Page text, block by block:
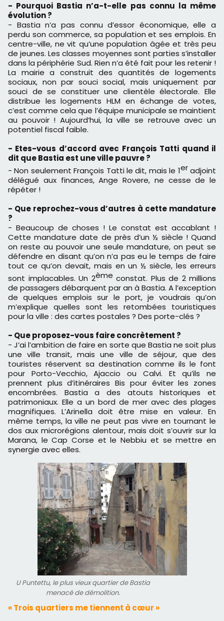
- Pourquoi Bastia n’a-t-elle pas connu la même
évolution ?
- Bastia n’a pas connu d’essor économique, elle a
perdu son commerce, sa population et ses emplois. En
centre-ville, ne vit qu’une population âgée et très peu
de jeunes. Les classes moyennes sont parties s’installer
dans la périphérie Sud. Rien n’a été fait pour les retenir !
La mairie a construit des quantités de logements
sociaux, non par souci social, mais uniquement par
souci de se constituer une clientèle électorale. Elle
distribue les logements HLM en échange de votes,
c’est comme cela que l’équipe municipale se maintient
au pouvoir ! Aujourd’hui, la ville se retrouve avec un
potentiel fiscal faible.
- Etes-vous d’accord avec François Tatti quand il
dit que Bastia est une ville pauvre ?
- Non seulement François Tatti le dit, mais le 1eradjoint
délégué aux finances, Ange Rovere, ne cesse de le
répéter !
- Que reprochez-vous d’autres à cette mandature
?
- Beaucoup de choses ! Le constat est accablant !
Cette mandature date de près d’un ½ siècle ! Quand
on reste au pouvoir une seule mandature, on peut se
défendre en disant qu’on n’a pas eu le temps de faire
tout ce qu’on devait, mais en un ½ siècle, les erreurs
sont implacables. Un 2ème constat. Plus de 2 millions
de passagers débarquent par an à Bastia. A l’exception
de quelques emplois sur le port, je voudrais qu’on
m’explique quelles sont les retombées touristiques
pour la ville : des cartes postales ? Des porte-clés ?
- Que proposez-vous faire concrètement ?
- J’ai l’ambition de faire en sorte que Bastia ne soit plus
une ville transit, mais une ville de séjour, que des
touristes réservent sa destination comme ils le font
pour Porto-Vecchio, Ajaccio ou Calvi. Et qu’ils ne
prennent plus d’itinéraires Bis pour éviter les zones
encombrées. Bastia a des atouts historiques et
patrimoniaux. Elle a un bord de mer avec des plages
magnifiques. L’Arinella doit être mise en valeur. En
même temps, la ville ne peut pas vivre en tournant le
dos aux microrégions alentour, mais doit s’ouvrir sur la
Marana, le Cap Corse et le Nebbiu et se mettre en
synergie avec elles.
U Puntettu, le plus vieux quartier de Bastia
menacé de démolition.
« Trois quartiers me tiennent à cœur »